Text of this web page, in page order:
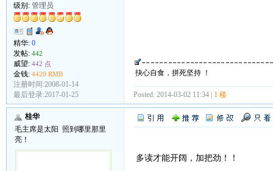
级别: 管理员
精华: 0
发帖: 442
威望: 442 点
金钱: 4420 RMB
注册时间:2008-01-14
最后登录:2017-01-25
抉心自食，拼死坚持 ！
Posted: 2014-03-02 11:34 | 1 楼
桂华
毛主席是太阳 照到哪里那里
亮！
多读才能开阔，加把劲！！